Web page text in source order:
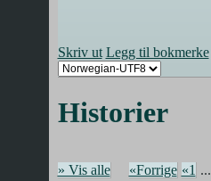
Skriv ut Legg til bokmerke
Historier
» Vis alle «Forrige «1 ...